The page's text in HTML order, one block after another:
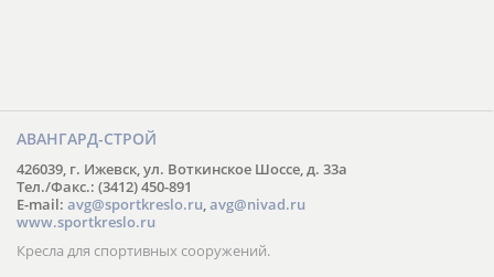
АВАНГАРД-СТРОЙ
426039, г. Ижевск, ул. Воткинское Шоссе, д. 33а
Тел./Факс.: (3412) 450-891
E-mail: avg@sportkreslo.ru,avg@nivad.ru
www.sportkreslo.ru
Кресла для спортивных сооружений.